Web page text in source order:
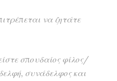
να ζητάτε
σπουδαίος φίλος/
συνάδελφος και